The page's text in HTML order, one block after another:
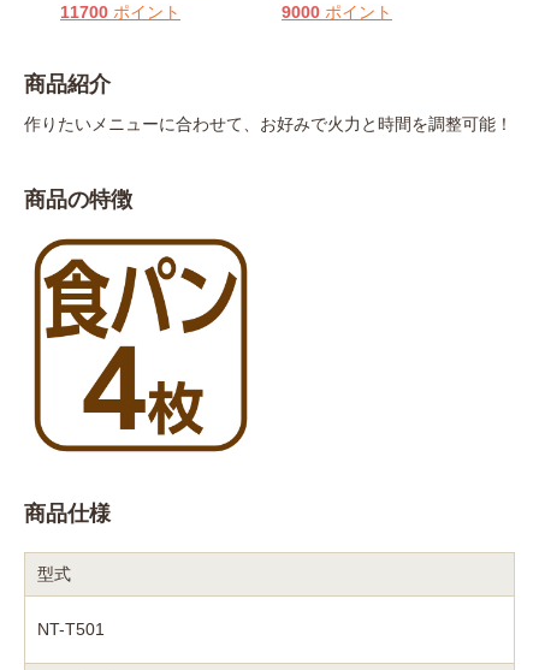
11700 ポイント
9000 ポイント
商品紹介
作りたいメニューに合わせて、お好みで火力と時間を調整可能！
商品の特徴
商品仕様
型式
NT-T501